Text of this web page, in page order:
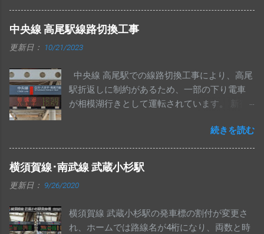
中央線 高尾駅線路切換工事
更新日： 10/21/2023
中央線 高尾駅での線路切換工事により、高尾
駅折返しに制約があるため、一部の下り電車
が相模湖行きとして運転されています。 新宿
く明朝体で表示されていました。 武蔵小金井
駅発車標の行先6桁表示です。 レア行先でもき
ちんと画素が用意されているのは、初期に
ATOSが導入された中央線ならではかもしれま
せん。 中央特快 相模湖行きが夕方に1本のみ
後となります。 写真は東京・神田駅の発車標
です。 高尾駅 高圧電気設備工事のため、中央
続きを読む
横須賀線･南武線 武蔵小杉駅
更新日： 9/26/2020
横須賀線 武蔵小杉駅の発車標の割付が変更さ
れ、ホームでは路線名が4桁になり、両数と時